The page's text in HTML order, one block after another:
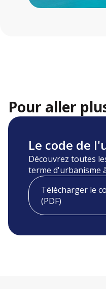
Pour aller
Le code de
Découvrez toutes
terme d'urbanisme
Télécharger le
(PDF)